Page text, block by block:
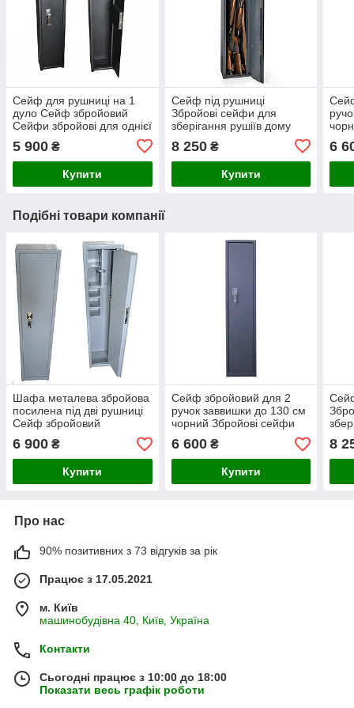
Сейф для рушниці на 1
дуло Сейф збройовий
Сейфи збройові для однієї
рушниці Металеві сейфи
для ручок
5 900 ₴
Купити
Сейф під рушниці
Збройові сейфи для
зберігання рушіїв дому
нарізного Шафа для трьох
ручок
8 250₴
Купити
6
Подібні товари компанії
Шафа металева збройова
посилена під дві рушниці
Сейф збройовий
Посилений для зберігання
зброї
6 900 ₴
Купити
Сейф збройовий для 2
ручок заввишки до 130 см
чорний Збройові сейфи
для ручок на два дула 2
рушниці мисливські
6 600₴
Купити
8
Про нас
90% позитивних з 73 відгуків за рік
Працює з 17.05.2021
м. Київ
машинобудівна 40, Київ, Україна
Контакти
Сьогодні працює з 10:00 до 18:00
Показати весь графік роботи